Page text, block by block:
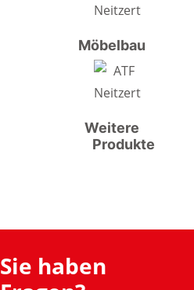
Möbelbau
Weitere
Produkte
Sie haben